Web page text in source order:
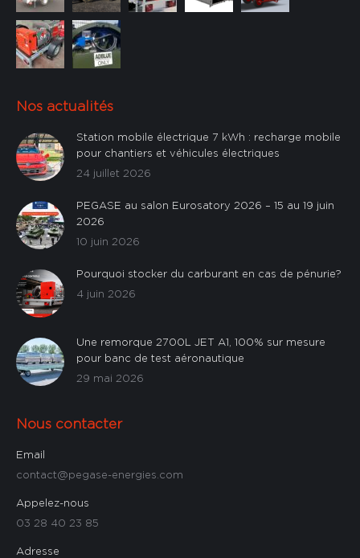
Nos actualités
Station mobile électrique 7 kWh : recharge mobile
pour chantiers et véhicules électriques
24 juillet 2026
PEGASE au salon Eurosatory 2026 – 15 au 19 juin
2026
10 juin 2026
Pourquoi stocker du carburant en cas de pénurie?
4 juin 2026
Une remorque 2700L JET A1, 100% sur mesure
pour banc de test aéronautique
29 mai 2026
Nous contacter
Email
contact@pegase-energies.com
Appelez-nous
03 28 40 23 85
Adresse